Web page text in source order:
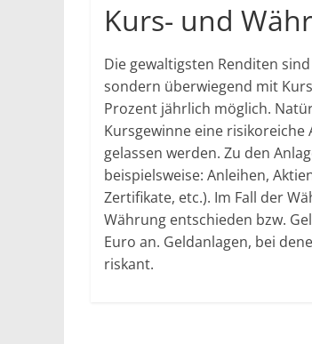
Kurs- und
Die gewaltigsten Renditen
sondern überwiegend mit
Prozent jährlich möglich.
Kursgewinne eine
gelassen werden. Zu den
beispielsweise: Anleihen,
Zertifikate, etc.). Im Fall der
Währung entschieden bzw.
Euro an. Geldanlagen, bei
riskant.